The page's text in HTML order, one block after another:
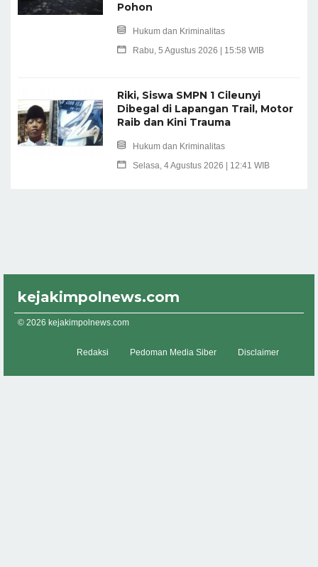
Pohon
Hukum dan Kriminalitas
Rabu, 5 Agustus 2026 | 15:58 WIB
Riki, Siswa SMPN 1 Cileunyi
Dibegal di Lapangan Trail, Motor
Raib dan Kini Trauma
Hukum dan Kriminalitas
Selasa, 4 Agustus 2026 | 12:41 WIB
kejakimpolnews.com
© 2026 kejakimpolnews.com
Redaksi Pedoman Media Siber Disclaimer